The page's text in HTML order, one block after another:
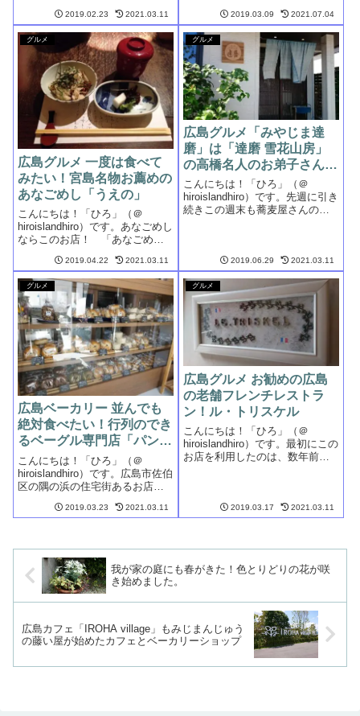
くと、「あの定番のお饅頭
ね。」とすぐに頭に浮かぶ人も
多いと思います。宮島には「○○
屋」「△△堂」といった有名店
から...
2019.02.23 2021.03.11
います。宮島口桟橋近くの名店
アル・ケッチァーノ姉妹店あの
奥田政行シェフの山...
2019.03.09 2021.07.04
グルメ
広島グルメ 一度は食べて
みたい！宮島名物お薦めの
あなごめし「うえの」
こんにちは！「ひろ」（＠
hiroislandhiro）です。あなごめし
ならこのお店！ 「あなごめし
ールデンウイークは10連休とい
う方も多くいらっしゃるのでは
ないでしょうか？例年より遠く
まで足をのばして外出しよう
と...
2019.04.22 2021.03.11
グルメ
広島グルメ「みやじま達
磨」は「達磨 雪花山房」
の高橋名人のお弟子さんが
開店したお蕎麦屋さん
こんにちは！「ひろ」（＠
hiroislandhiro）です。先週に引き
続きこの週末も蕎麦屋さんの話
っている蕎麦ということで、も
のすごい行列の人気店でし
た。...
2019.06.29 2021.03.11
グルメ
広島ベーカリー 並んでも
絶対食べたい！行列のでき
るベーグル専門店「パング
ル」
こんにちは！「ひろ」（＠
hiroislandhiro）です。広島市佐伯
区の隅の浜の住宅街あるお店で
のできるベーグル専門店！大人
で、開店日には行列がで...
2019.03.23 2021.03.11
グルメ
広島グルメ お勧めの広島
の老舗フレンチレストラ
ン！ル・トリスケル
こんにちは！「ひろ」（＠
hiroislandhiro）です。最初にこの
お店を利用したのは、数年前に
行ったのがきっかけです。偶然
見つけたお店は、広島フレンチ
2019.03.17 2021.03.11
我が家の庭にも春がきた！色とりどりの花が咲
き始めました。
広島カフェ「IROHA village」もみじまんじゅう
の藤い屋が始めたカフェとベーカリーショップ